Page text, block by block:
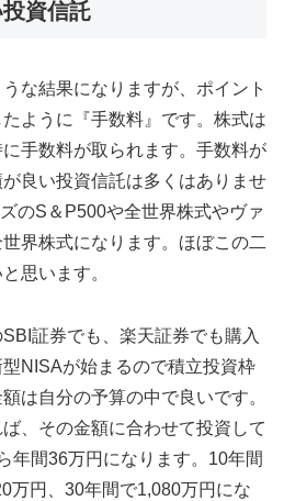
資信託
な結果になりますが、ポイント
ように『手数料』です。株式は
手数料が取られます。手数料が
良い投資信託は多くはありませ
のS＆P500や全世界株式やヴァ
界株式になります。ほぼこの二
思います。
証券でも、楽天証券でも購入
NISAが始まるので積立投資枠
は自分の予算の中で良いです。
、その金額に合わせて投資して
年間36万円になります。10年間
万円、30年間で1,080万円にな